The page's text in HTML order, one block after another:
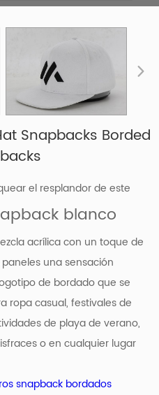
Snapbacks Borded
el resplandor de este
blanco
acrílica con un toque de
una sensación
de bordado que se
ropa casual, festivales de
de playa de verano,
o en cualquier lugar
snapback bordados